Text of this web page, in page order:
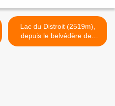
Lac du Distroit (2519m),
depuis le belvédère des
Cheminées de Fées >